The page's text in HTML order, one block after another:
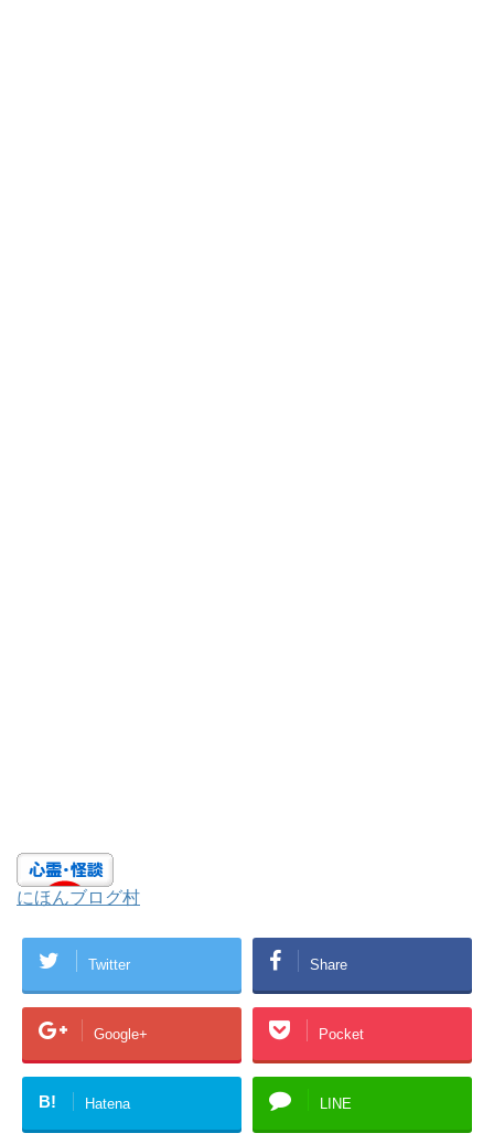
にほんブログ村
Twitter Share
Google+ Pocket
B! Hatena LINE